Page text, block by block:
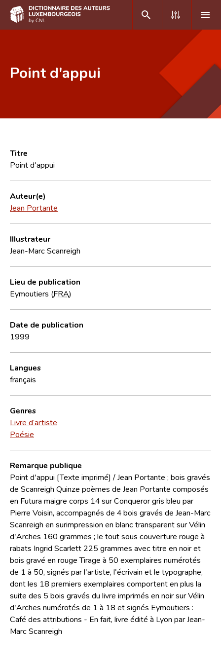
Foire aux questions
CNL
Équipe scientifique
Contact
Point d'appui
Titre
Point d'appui
Auteur(e)
Jean Portante
Illustrateur
Jean-Marc Scanreigh
Lieu de publication
Eymoutiers (FRA)
Date de publication
1999
Langues
français
Genres
Livre d’artiste
Poésie
Remarque publique
Point d'appui [Texte imprimé] / Jean Portante ; bois gravés
de Scanreigh Quinze poèmes de Jean Portante composés
en Futura maigre corps 14 sur Conqueror gris bleu par
Pierre Voisin, accompagnés de 4 bois gravés de Jean-Marc
Scanreigh en surimpression en blanc transparent sur Vélin
d'Arches 160 grammes ; le tout sous couverture rouge à
rabats Ingrid Scarlett 225 grammes avec titre en noir et
bois gravé en rouge Tirage à 50 exemplaires numérotés
de 1 à 50, signés par l'artiste, l'écrivain et le typographe,
dont les 18 premiers exemplaires comportent en plus la
suite des 5 bois gravés du livre imprimés en noir sur Vélin
d'Arches numérotés de 1 à 18 et signés Eymoutiers :
Café des attributions - En fait, livre édité à Lyon par Jean-
Marc Scanreigh